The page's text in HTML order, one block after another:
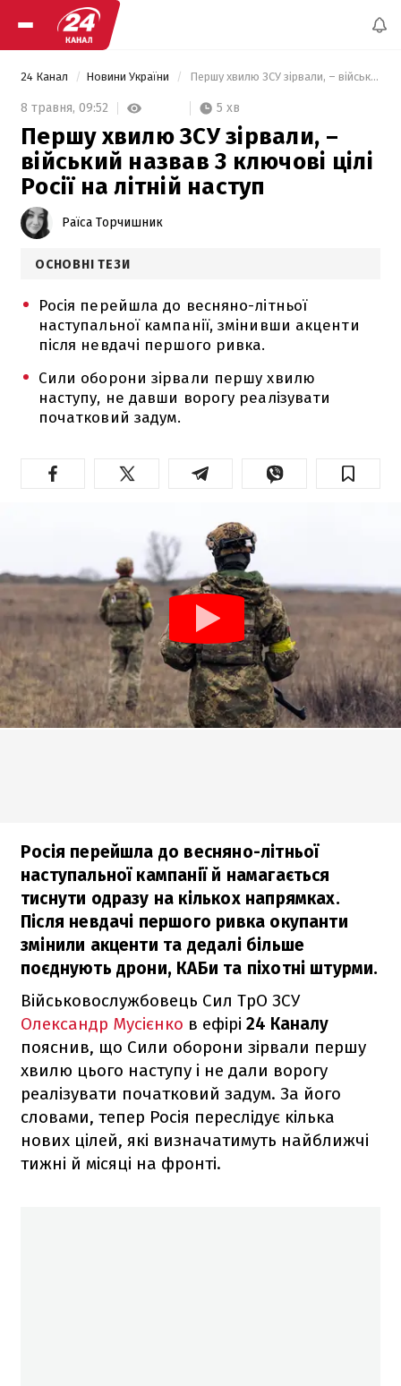
24 Канал Новини України Першу хвилю ЗСУ зірвали, – війський назвав 3 ключові цілі Росії на літній наступ
8 травня, 09:52 5 хв
Першу хвилю ЗСУ зірвали, –
війський назвав 3 ключові цілі
Росії на літній наступ
Раїса Торчишник
ОСНОВНІ ТЕЗИ
Росія перейшла до весняно-літньої
наступальної кампанії, змінивши акценти
після невдачі першого ривка.
Сили оборони зірвали першу хвилю
наступу, не давши ворогу реалізувати
початковий задум.
Росія перейшла до весняно-літньої
наступальної кампанії й намагається
тиснути одразу на кількох напрямках.
Після невдачі першого ривка окупанти
змінили акценти та дедалі більше
поєднують дрони, КАБи та піхотні штурми.
Військовослужбовець Сил ТрО ЗСУ
Олександр Мусієнко в ефірі 24 Каналу
пояснив, що Сили оборони зірвали першу
хвилю цього наступу і не дали ворогу
реалізувати початковий задум. За його
словами, тепер Росія переслідує кілька
нових цілей, які визначатимуть найближчі
тижні й місяці на фронті.